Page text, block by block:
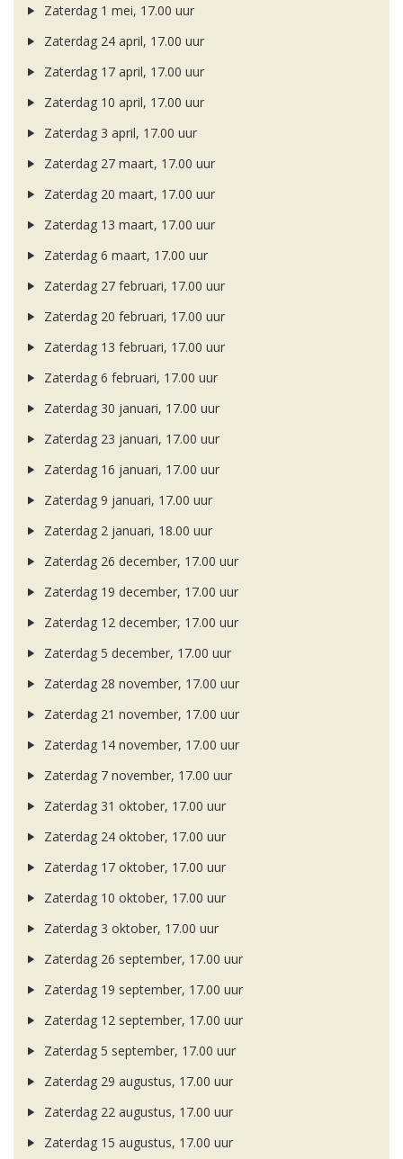
Zaterdag 1 mei, 17.00 uur
Zaterdag 24 april, 17.00 uur
Zaterdag 17 april, 17.00 uur
Zaterdag 10 april, 17.00 uur
Zaterdag 3 april, 17.00 uur
Zaterdag 27 maart, 17.00 uur
Zaterdag 20 maart, 17.00 uur
Zaterdag 13 maart, 17.00 uur
Zaterdag 6 maart, 17.00 uur
Zaterdag 27 februari, 17.00 uur
Zaterdag 20 februari, 17.00 uur
Zaterdag 13 februari, 17.00 uur
Zaterdag 6 februari, 17.00 uur
Zaterdag 30 januari, 17.00 uur
Zaterdag 23 januari, 17.00 uur
Zaterdag 16 januari, 17.00 uur
Zaterdag 9 januari, 17.00 uur
Zaterdag 2 januari, 18.00 uur
Zaterdag 26 december, 17.00 uur
Zaterdag 19 december, 17.00 uur
Zaterdag 12 december, 17.00 uur
Zaterdag 5 december, 17.00 uur
Zaterdag 28 november, 17.00 uur
Zaterdag 21 november, 17.00 uur
Zaterdag 14 november, 17.00 uur
Zaterdag 7 november, 17.00 uur
Zaterdag 31 oktober, 17.00 uur
Zaterdag 24 oktober, 17.00 uur
Zaterdag 17 oktober, 17.00 uur
Zaterdag 10 oktober, 17.00 uur
Zaterdag 3 oktober, 17.00 uur
Zaterdag 26 september, 17.00 uur
Zaterdag 19 september, 17.00 uur
Zaterdag 12 september, 17.00 uur
Zaterdag 5 september, 17.00 uur
Zaterdag 29 augustus, 17.00 uur
Zaterdag 22 augustus, 17.00 uur
Zaterdag 15 augustus, 17.00 uur